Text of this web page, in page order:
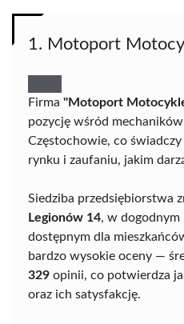
1. Motoport
Firma "Motoport
pozycję wśród
Częstochowie, co
rynku i zaufaniu, jakim
Siedziba przedsiębiorstwa
Legionów 14, w dogodnym
dostępnym dla
bardzo wysokie oceny —
329 opinii, co potwierdza
oraz ich satysfakcję.